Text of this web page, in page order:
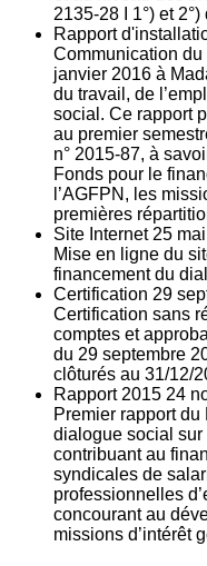
2135‐28 I 1°) et
Rapport
Communication du
janvier 2016 à
du travail, de
social. Ce rapport
au premier
n° 2015-87, à
Fonds pour le
l’AGFPN, les
premières
Site Internet 25
Mise en ligne du
financement du
Certification 29
Certification sans
comptes et
du 29 septembre
clôturés au 31/12/
Rapport 2015 24
Premier rapport
dialogue social sur
contribuant au
syndicales de
professionnelles
concourant au
missions d’intérêt